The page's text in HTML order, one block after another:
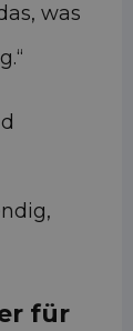
was
für